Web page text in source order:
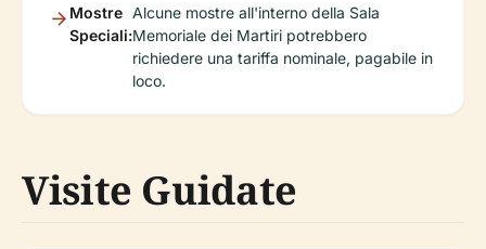
Mostre
Speciali:
Alcune mostre all'interno della Sala
Memoriale dei Martiri potrebbero
richiedere una tariffa nominale, pagabile in
loco.
Visite Guidate